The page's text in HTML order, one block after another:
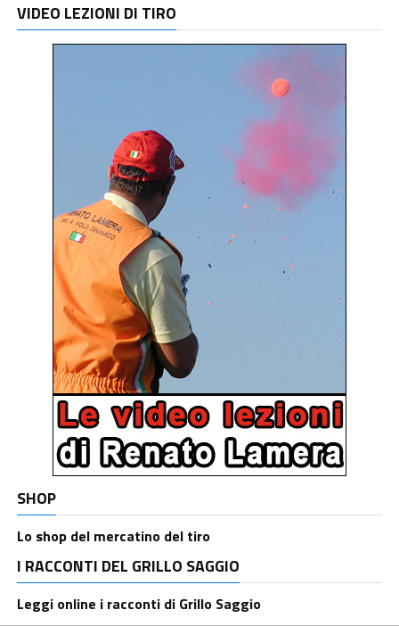
VIDEO LEZIONI DI TIRO
SHOP
Lo shop del mercatino del tiro
I RACCONTI DEL GRILLO SAGGIO
Leggi online i racconti di Grillo Saggio